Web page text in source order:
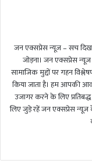
जन एक्सप्रेस न्यूज़ – सच
जोड़ना। जन एक्सप्रेस
सामाजिक मुद्दों पर गहन
किया जाता है। हम आपकी
उजागर करने के लिए
लिए जुड़े रहें जन एक्सप्रेस न्यूज़